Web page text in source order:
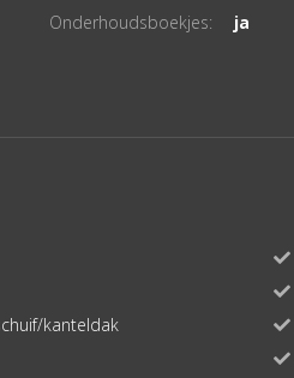
Onderhoudsboekjes: ja
kanteldak